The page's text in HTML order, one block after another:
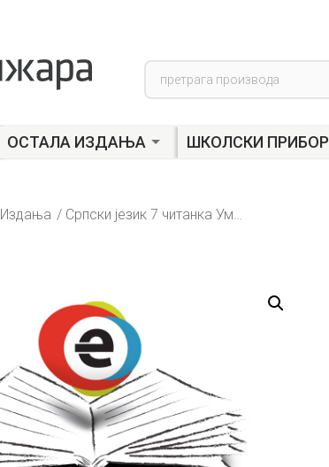
Products
search
ОСТАЛА ИЗДАЊА ШКОЛСКИ ПРИБОР
Издања